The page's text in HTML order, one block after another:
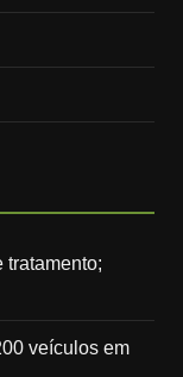
tratamento;
veículos em